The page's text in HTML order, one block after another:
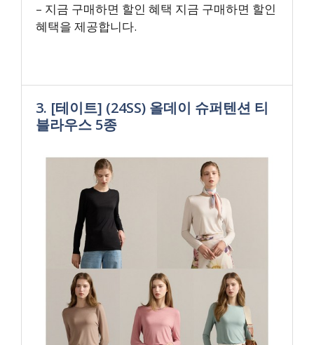
– 지금 구매하면 할인 혜택 지금 구매하면 할인
혜택을 제공합니다.
3. [테이트] (24SS) 올데이 슈퍼텐션 티
블라우스 5종